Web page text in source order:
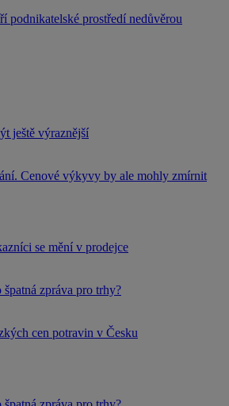
podnikatelské prostředí nedůvěrou
ještě výraznější
Cenové výkyvy by ale mohly zmírnit
se mění v prodejce
zpráva pro trhy?
cen potravin v Česku